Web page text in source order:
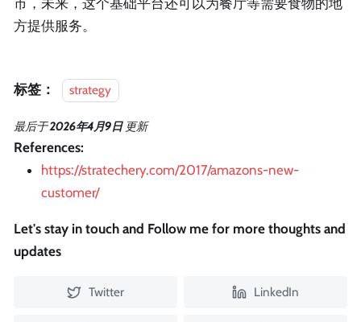
市，未来，这个基础平台还可以为餐厅等需要食物的地
方提供服务。
标签： strategy
最后于2026年4月9日 更新
References:
https://stratechery.com/2017/amazons-new-
customer/
Let's stay in touch and Follow me for more thoughts and
updates
Twitter LinkedIn